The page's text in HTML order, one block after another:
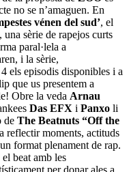
no se n’amaguen. En
vénen del sud’, el
, una sèrie de rapejos curts
paral·lela a
i la sèrie,
els episodis disponibles i a
que us presentem a
Obre la veda Arnau
Das EFX i Panxo li
de The Beatnuts “Off the
reflectir moments, actituds
format plenament de rap.
beat amb les